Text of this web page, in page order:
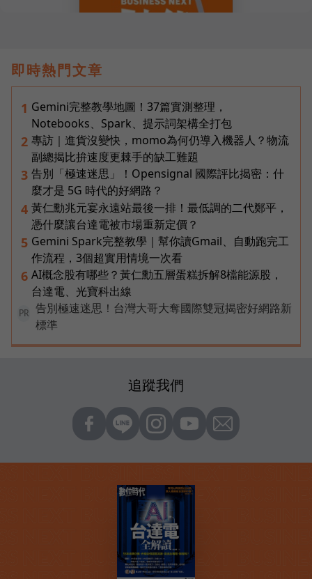
即時熱門文章
1 Gemini完整教學地圖！37篇實測整理，
Notebooks、Spark、提示詞架構全打包
2 專訪｜進貨沒變快，momo為何仍導入機器人？物流
副總揭比拚速度更棘手的缺工難題
3 告別「極速迷思」！Opensignal 國際評比揭密：什
麼才是 5G 時代的好網路？
4 黃仁勳兆元宴永遠站最後一排！最低調的二代鄭平，
憑什麼讓台達電被市場重新定價？
5 Gemini Spark完整教學｜幫你讀Gmail、自動跑完工
作流程，3個超實用情境一次看
6 AI概念股有哪些？黃仁勳五層蛋糕拆解8檔能源股，
台達電、光寶科出線
PR
告別極速迷思！台灣大哥大奪國際雙冠揭密好網路新
標準
追蹤我們